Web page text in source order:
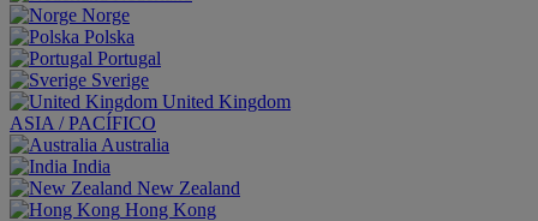
Norge
Polska
Portugal
Sverige
United Kingdom
ASIA / PACÍFICO
Australia
India
New Zealand
Hong Kong